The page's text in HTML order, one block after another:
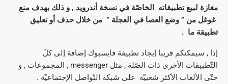
مغازة لبيع تطبيقاته الخاصّة في نسخة أندرويد , و ذلك بهدف منع
غوغل من ” وضع العصا في العجلة ” من خلال حذف أو تعليق
تطبيقة ما .
إذا , سيمكنكم قريبا إيجاد تطبيقة فايسبوك إضافة إلى كلّ
التّطبيقات الأخرى ذات الصّلة , مثل messenger , المجموعات , و
حتّى الألعاب الأكثر شعبيّة على شبكة التّواصل الإجتماعيّة .